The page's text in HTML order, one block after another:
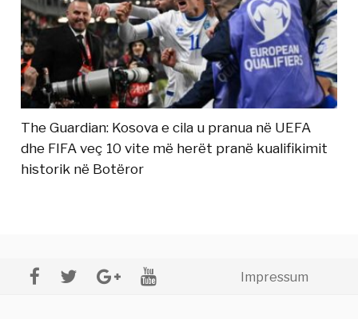
The Guardian: Kosova e cila u pranua në UEFA
dhe FIFA veç 10 vite më herët pranë kualifikimit
historik në Botëror
Impressum